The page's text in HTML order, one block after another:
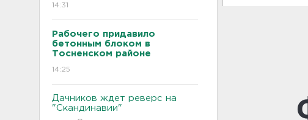
14:31
Рабочего придавило
бетонным блоком в
Тосненском районе
14:25
Дачников ждет реверс на
"Скандинавии"